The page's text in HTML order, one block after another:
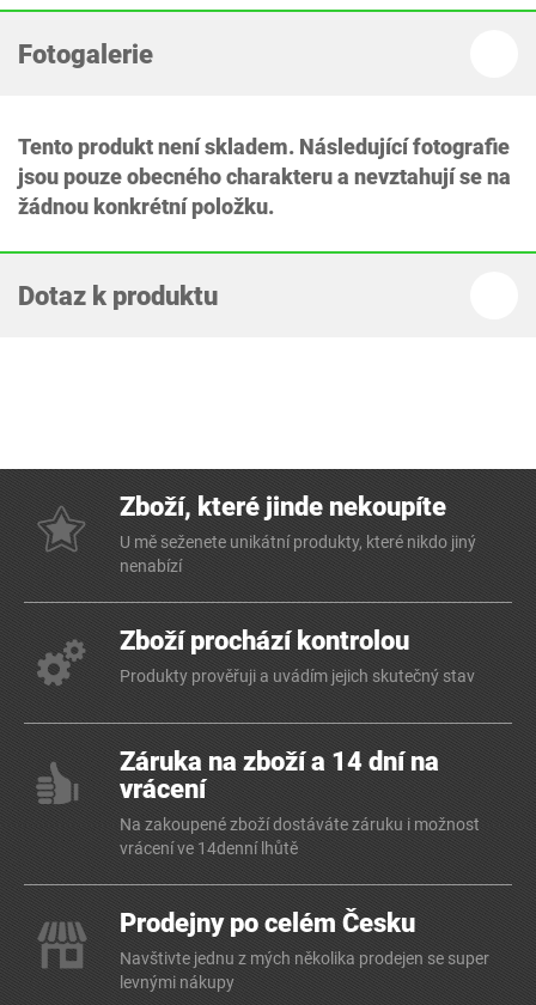
Fotogalerie
Tento produkt není skladem. Následující fotografie
jsou pouze obecného charakteru a nevztahují se na
žádnou konkrétní položku.
Dotaz k produktu
Zboží, které jinde nekoupíte
U mě seženete unikátní produkty, které nikdo jiný
nenabízí
Zboží prochází kontrolou
Produkty prověřuji a uvádím jejich skutečný stav
Záruka na zboží a 14 dní na
vrácení
Na zakoupené zboží dostáváte záruku i možnost
vrácení ve 14denní lhůtě
Prodejny po celém Česku
Navštivte jednu z mých několika prodejen se super
levnými nákupy